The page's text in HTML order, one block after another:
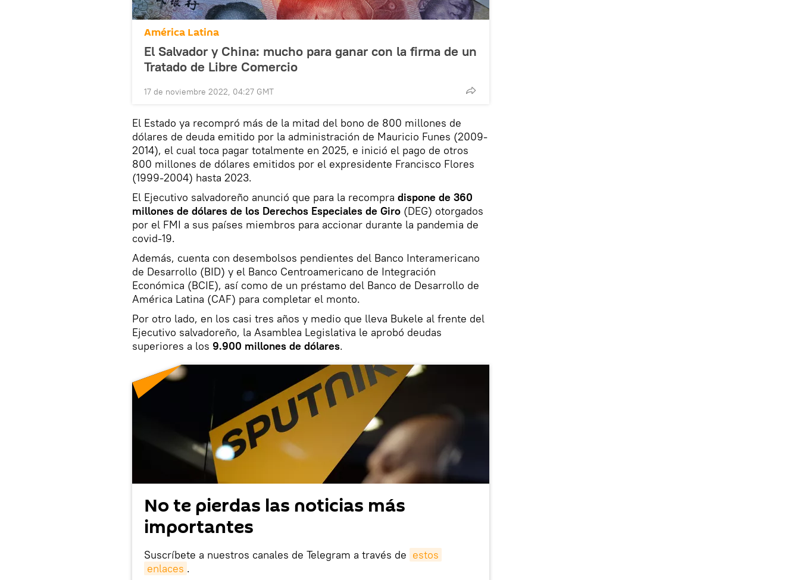
América Latina
El Salvador y China: mucho para ganar con la firma de un
Tratado de Libre Comercio
17 de noviembre 2022, 04:27 GMT
El Estado ya recompró más de la mitad del bono de 800 millones de
dólares de deuda emitido por la administración de Mauricio Funes (2009-
2014), el cual toca pagar totalmente en 2025, e inició el pago de otros
800 millones de dólares emitidos por el expresidente Francisco Flores
(1999-2004) hasta 2023.
El Ejecutivo salvadoreño anunció que para la recompra dispone de 360
millones de dólares de los Derechos Especiales de Giro (DEG) otorgados
por el FMI a sus países miembros para accionar durante la pandemia de
covid-19.
Además, cuenta con desembolsos pendientes del Banco Interamericano
de Desarrollo (BID) y el Banco Centroamericano de Integración
Económica (BCIE), así como de un préstamo del Banco de Desarrollo de
América Latina (CAF) para completar el monto.
Por otro lado, en los casi tres años y medio que lleva Bukele al frente del
Ejecutivo salvadoreño, la Asamblea Legislativa le aprobó deudas
superiores a los 9.900 millones de dólares.
No te pierdas las noticias más
importantes
Suscríbete a nuestros canales de Telegram a través de estos
enlaces .